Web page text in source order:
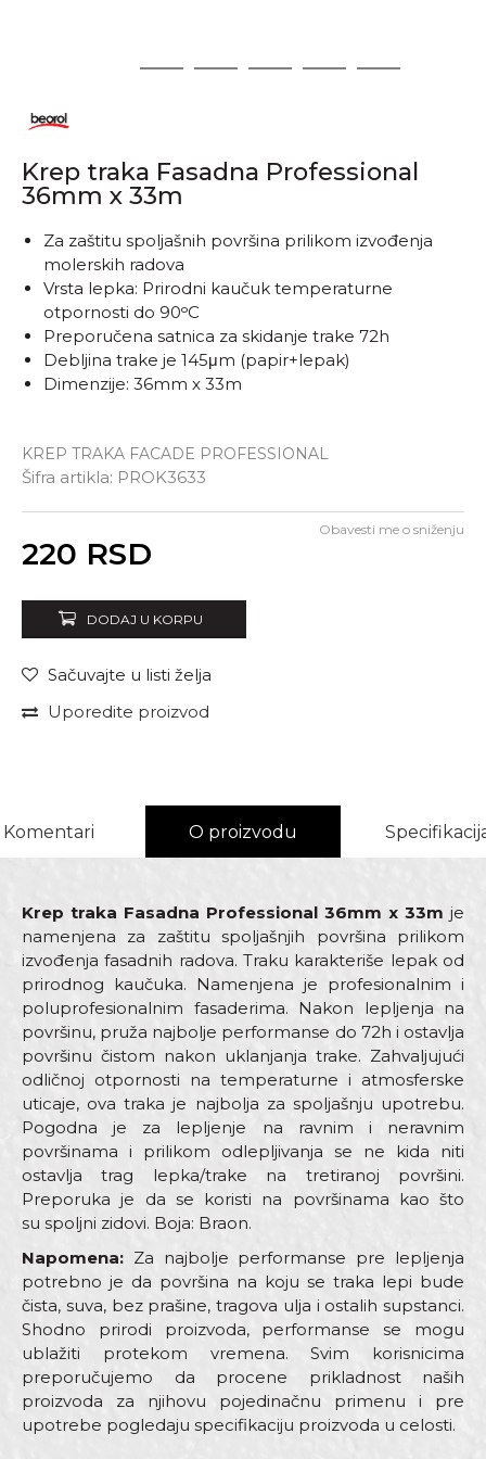
2 3 4 5 6
Krep traka Fasadna Professional
36mm x 33m
KREP TRAKA FACADE PROFESSIONAL
Šifra artikla: PROK3633
Za zaštitu spoljašnih površina prilikom izvođenja
molerskih radova
Vrsta lepka: Prirodni kaučuk temperaturne
otpornosti do 90ᵒC
Preporučena satnica za skidanje trake 72h
Debljina trake je 145μm (papir+lepak)
Dimenzije: 36mm x 33m
220 RSD
Obavesti me o sniženju
DODAJ U KORPU
Sačuvajte u listi želja
Uporedite proizvod
Komentari O proizvodu
Krep traka Fasadna Professional 36mm x 33m je
namenjena za zaštitu spoljašnjih površina prilikom
izvođenja fasadnih radova. Traku karakteriše lepak od
prirodnog kaučuka. Namenjena je profesionalnim i
poluprofesionalnim fasaderima. Nakon lepljenja na
površinu, pruža najbolje performanse do 72h i ostavlja
površinu čistom nakon uklanjanja trake. Zahvaljujući
odličnoj otpornosti na temperaturne i atmosferske
uticaje, ova traka je najbolja za spoljašnju upotrebu.
Pogodna je za lepljenje na ravnim i neravnim
površinama i prilikom odlepljivanja se ne kida niti
ostavlja trag lepka/trake na tretiranoj površini.
Preporuka je da se koristi na površinama kao što
su spoljni zidovi. Boja: Braon.
Napomena: Za najbolje performanse pre lepljenja
potrebno je da površina na koju se traka lepi bude
čista, suva, bez prašine, tragova ulja i ostalih supstanci.
Shodno prirodi proizvoda, performanse se mogu
ublažiti protekom vremena. Svim korisnicima
preporučujemo da procene prikladnost naših
proizvoda za njihovu pojedinačnu primenu i pre
upotrebe pogledaju specifikaciju proizvoda u celosti.